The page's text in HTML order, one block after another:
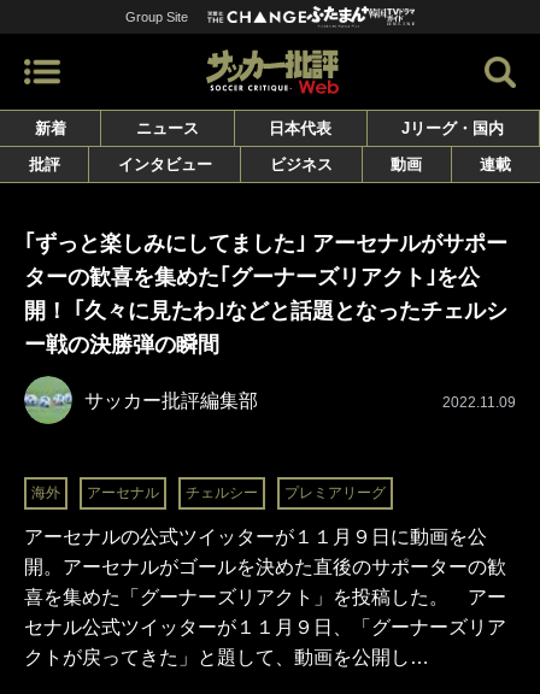
Group Site
新着 ニュース 日本代表
Jリーグ・国内
批評
インタビュー ビジネス 動画 連載
｢ずっと楽しみにしてました｣ アーセナルがサポー
ターの歓喜を集めた｢グーナーズリアクト｣を公
開！ ｢久々に見たわ｣などと話題となったチェルシ
ー戦の決勝弾の瞬間
サッカー批評編集部 2022.11.09
海外 アーセナル チェルシー プレミアリーグ
アーセナルの公式ツイッターが１１月９日に動画を公
開。アーセナルがゴールを決めた直後のサポーターの歓
喜を集めた「グーナーズリアクト」を投稿した。 アー
セナル公式ツイッターが１１月９日、「グーナーズリア
クトが戻ってきた」と題して、動画を公開し…